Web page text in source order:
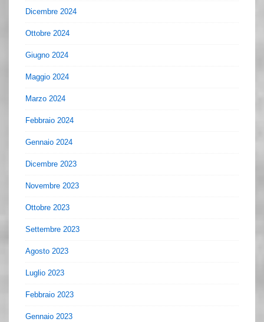
Dicembre 2024
Ottobre 2024
Giugno 2024
Maggio 2024
Marzo 2024
Febbraio 2024
Gennaio 2024
Dicembre 2023
Novembre 2023
Ottobre 2023
Settembre 2023
Agosto 2023
Luglio 2023
Febbraio 2023
Gennaio 2023